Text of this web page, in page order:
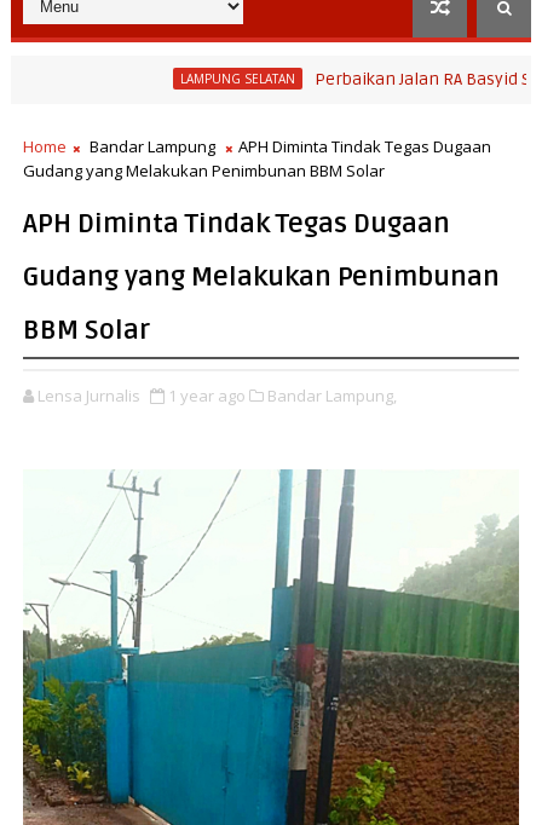
LAMPUNG SELATAN Perbaikan Jalan RA Basyid Segera
Home Bandar Lampung
APH Diminta Tindak Tegas Dugaan
Gudang yang Melakukan Penimbunan BBM Solar
APH Diminta Tindak Tegas Dugaan
Gudang yang Melakukan Penimbunan
BBM Solar
Lensa Jurnalis 1 year ago Bandar Lampung,